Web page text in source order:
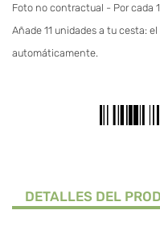
Foto no contractual - Por cada
Añade 11 unidades a tu cesta:
automáticamente.
DETALLES DEL